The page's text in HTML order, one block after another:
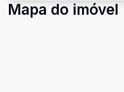
Mapa do imóvel